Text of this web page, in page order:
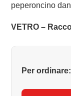
peperoncino
VETRO –
Per ordinare: